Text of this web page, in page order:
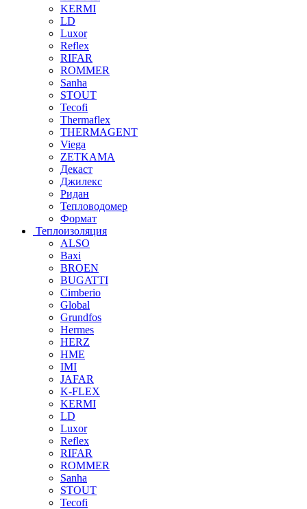
KERMI
LD
Luxor
Reflex
RIFAR
ROMMER
Sanha
STOUT
Tecofi
Thermaflex
THERMAGENT
Viega
ZETKAMA
Декаст
Джилекс
Ридан
Тепловодомер
Формат
Теплоизоляция
ALSO
Baxi
BROEN
BUGATTI
Cimberio
Global
Grundfos
Hermes
HERZ
HME
IMI
JAFAR
K-FLEX
KERMI
LD
Luxor
Reflex
RIFAR
ROMMER
Sanha
STOUT
Tecofi